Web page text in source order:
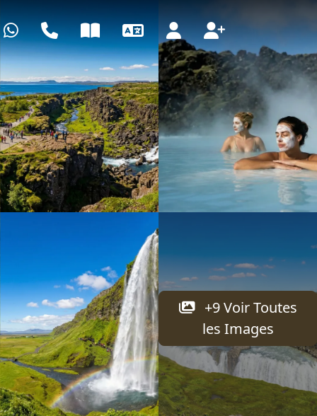
WhatsAppCentre d'appels
Blog Langue Se connecter
les Images